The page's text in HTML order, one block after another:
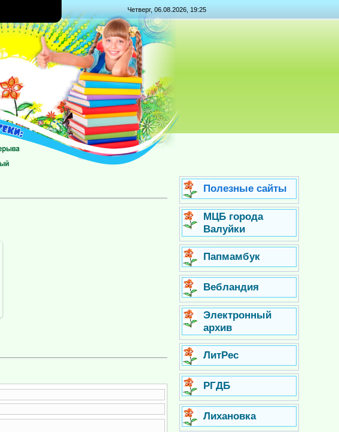
Четверг, 06.08.2026, 19:25
Полезные сайты
МЦБ города
Валуйки
Папмамбук
Вебландия
Электронный
архив
ЛитРес
РГДБ
Лихановка